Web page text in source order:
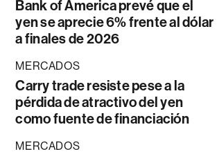
Bank of America prevé que el
yen se aprecie 6% frente al dólar
a finales de 2026
MERCADOS
Carry trade resiste pese a la
pérdida de atractivo del yen
como fuente de financiación
MERCADOS